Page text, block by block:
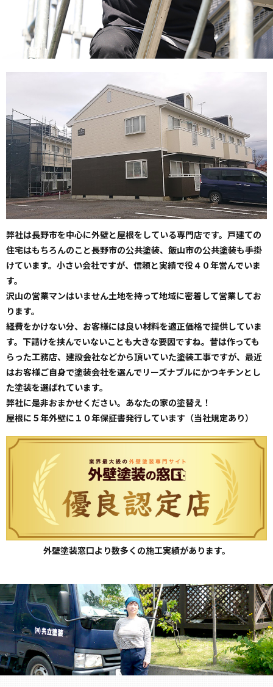
弊社は長野市を中心に外壁と屋根をしている専門店です。戸建ての
住宅はもちろんのこと長野市の公共塗装、飯山市の公共塗装も手掛
けています。小さい会社ですが、信頼と実績で役４０年営んでいま
す。
沢山の営業マンはいません土地を持って地域に密着して営業してお
ります。
経費をかけない分、お客様には良い材料を適正価格で提供していま
す。下請けを挟んでいないことも大きな要因ですね。昔は作っても
らった工務店、建設会社などから頂いていた塗装工事ですが、最近
はお客様ご自身で塗装会社を選んでリーズナブルにかつキチンとし
た塗装を選ばれています。
弊社に是非おまかせください。あなたの家の塗替え！
屋根に５年外壁に１０年保証書発行しています（当社規定あり）
外壁塗装窓口より数多くの施工実績があります。